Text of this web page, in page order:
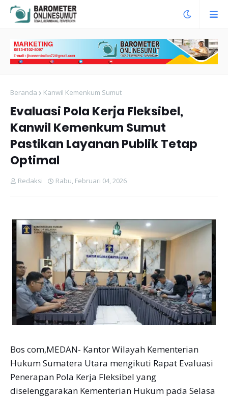
Beranda Kanwil Kemenkum Sumut
Evaluasi Pola Kerja Fleksibel,
Kanwil Kemenkum Sumut
Pastikan Layanan Publik Tetap
Optimal
Redaksi Rabu, Februari 04, 2026
Bos com,MEDAN- Kantor Wilayah Kementerian
Hukum Sumatera Utara mengikuti Rapat Evaluasi
Penerapan Pola Kerja Fleksibel yang
diselenggarakan Kementerian Hukum pada Selasa